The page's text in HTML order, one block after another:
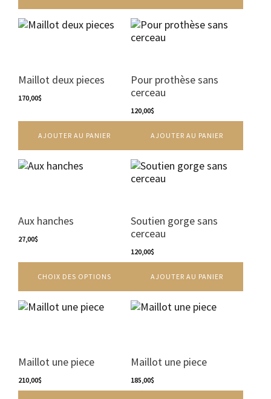
Maillot deux pieces
170,00$
AJOUTER AU PANIER
Pour prothèse sans
cerceau
120,00$
AJOUTER AU PANIER
Aux hanches
27,00$
CHOIX DES OPTIONS
Ce
variations.
Les
options
être
choisies
sur
la
Soutien gorge sans
cerceau
120,00$
AJOUTER AU PANIER
Maillot une piece
210,00$
Maillot une piece
185,00$